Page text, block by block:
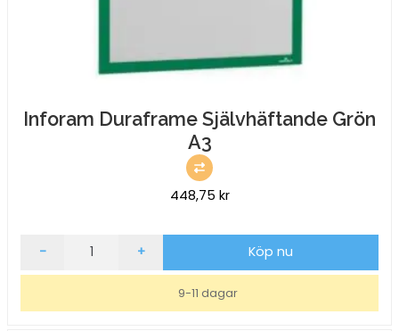
Inforam Duraframe Självhäftande Grön
A3
448,75 kr
Inforam
- + Köp nu
9-11 dagar